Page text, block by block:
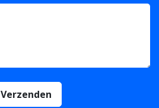
Verzenden